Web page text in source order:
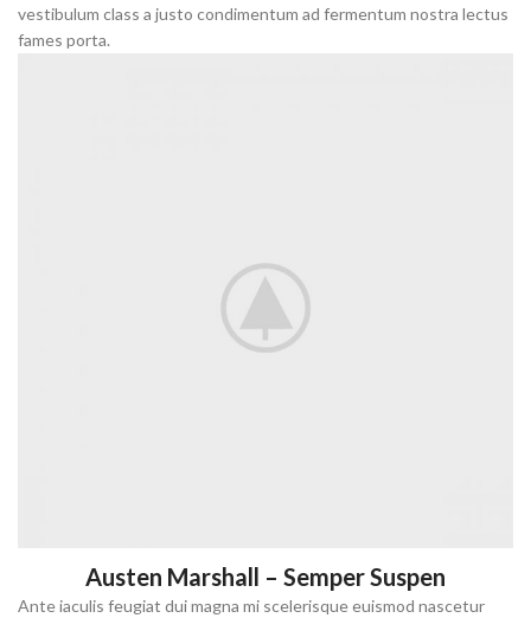
vestibulum class a justo condimentum ad fermentum nostra lectus
fames porta.
Austen Marshall – Semper Suspen
Ante iaculis feugiat dui magna mi scelerisque euismod nascetur